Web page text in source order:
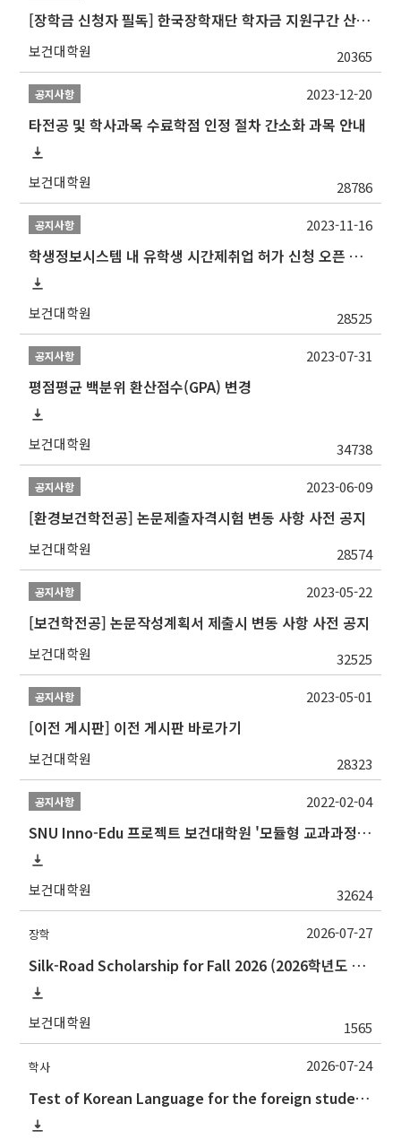
[장학금 신청자 필독] 한국장학재단 학자금 지원구간 산정 권고
보건대학원 20365
공지사항
타전공 및 학사과목 수료학점 인정 절차 간소화 과목 안내
보건대학원 28786
2023-12-20
공지사항
학생정보시스템 내 유학생 시간제취업 허가 신청 오픈 안내
보건대학원 28525
2023-11-16
공지사항
평점평균 백분위 환산점수(GPA) 변경
보건대학원 34738
2023-07-31
공지사항
[환경보건학전공] 논문제출자격시험 변동 사항 사전 공지
보건대학원 28574
2023-06-09
공지사항
[보건학전공] 논문작성계획서 제출시 변동 사항 사전 공지
보건대학원 32525
2023-05-22
공지사항
[이전 게시판] 이전 게시판 바로가기
보건대학원 28323
2023-05-01
공지사항
SNU Inno-Edu 프로젝트 보건대학원 '모듈형 교과과정' 안내(revised 2022/2/28)
보건대학원 32624
2022-02-04
장학
Silk-Road Scholarship for Fall 2026 (2026학년도 2학기‘실크로드 장학사업' 안내)
보건대학원 1565
2026-07-27
학사
Test of Korean Language for the foreign students(the 2nd semester, 2026) 2026.2학기 외국인학생의 한국어시험 실시 안내(논문제출자격시험)
2026-07-24